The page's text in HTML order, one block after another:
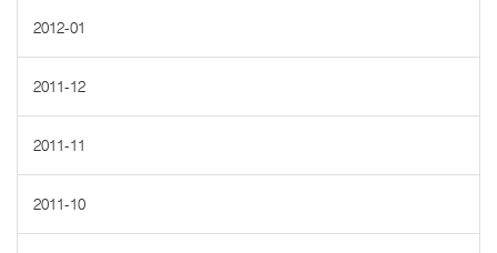
2012-01
2011-12
2011-11
2011-10